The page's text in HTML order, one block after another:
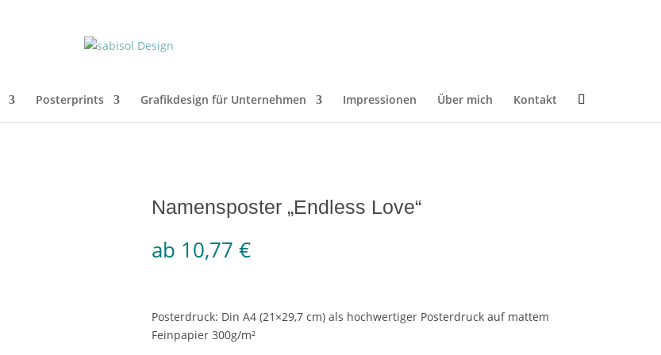
Posterprints Grafikdesign für Unternehmen Impressionen Über mich Kontakt
Namensposter „Endless Love“
ab 10,77 €
Posterdruck: Din A4 (21×29,7 cm) als hochwertiger Posterdruck auf mattem
Feinpapier 300g/m²